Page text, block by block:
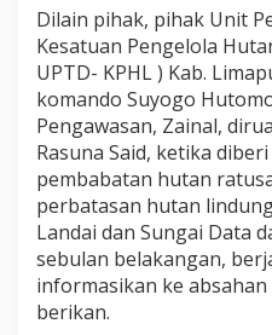
n
Dilain pihak, pihak Unit
Kesatuan Pengelola
UPTD- KPHL ) Kab.
komando Suyogo
Pengawasan, Zainal,
Rasuna Said, ketika
pembabatan hutan
perbatasan hutan
Landai dan Sungai Data
sebulan belakangan,
informasikan ke
berikan.